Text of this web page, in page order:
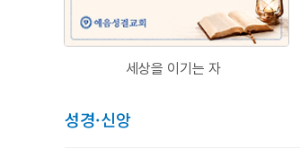
세상을 이기는 자
성경·신앙